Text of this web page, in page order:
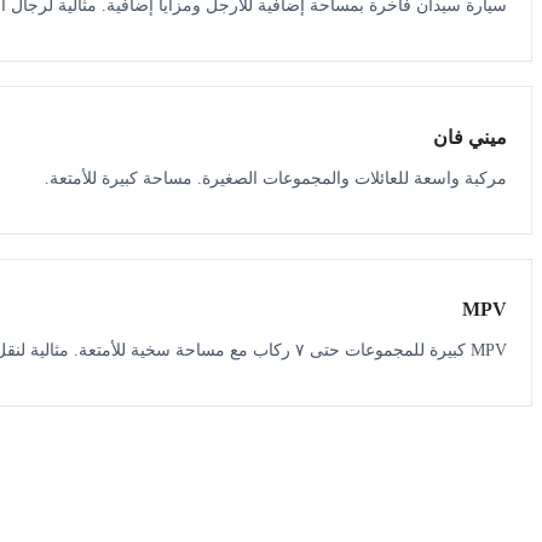
سيارة سيدان فاخرة بمساحة إضافية للأرجل ومزايا إضافية. مثالية لرجال
ميني فان
مركبة واسعة للعائلات والمجموعات الصغيرة. مساحة كبيرة للأمتعة.
MPV
MPV كبيرة للمجموعات حتى ٧ ركاب مع مساحة سخية للأمتعة. مثالية لنقل المطار.